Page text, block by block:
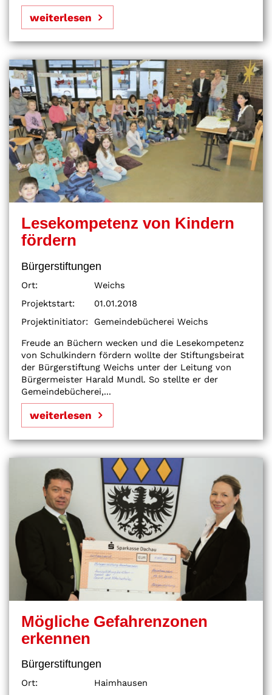
weiterlesen
Lesekompetenz von Kindern
fördern
Bürgerstiftungen
Ort:
Weichs
Projektstart:
01.01.2018
Projektinitiator:
Gemeindebücherei Weichs
Freude an Büchern wecken und die Lesekompetenz
von Schulkindern fördern wollte der Stiftungsbeirat
der Bürgerstiftung Weichs unter der Leitung von
Bürgermeister Harald Mundl. So stellte er der
Gemeindebücherei,...
weiterlesen
Mögliche Gefahrenzonen
erkennen
Bürgerstiftungen
Ort:
Haimhausen